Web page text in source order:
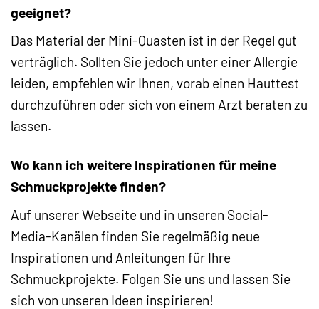
geeignet?
Das Material der Mini-Quasten ist in der Regel gut
verträglich. Sollten Sie jedoch unter einer Allergie
leiden, empfehlen wir Ihnen, vorab einen Hauttest
durchzuführen oder sich von einem Arzt beraten zu
lassen.
Wo kann ich weitere Inspirationen für meine
Schmuckprojekte finden?
Auf unserer Webseite und in unseren Social-
Media-Kanälen finden Sie regelmäßig neue
Inspirationen und Anleitungen für Ihre
Schmuckprojekte. Folgen Sie uns und lassen Sie
sich von unseren Ideen inspirieren!